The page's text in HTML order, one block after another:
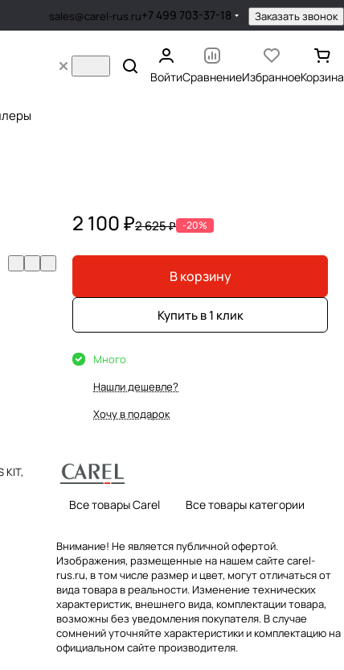
sales@carel-rus.ru+7 499 703-37-18 Заказать звонок
ВойтиСравнениеИзбранноеКорзина
KIT,
2 100 ₽2 625 ₽ -20%
В корзину
Купить в 1 клик
Много
Нашли дешевле?
Хочу в подарок
Все товары Carel Все товары категории
Внимание! Не является публичной офертой.
Изображения, размещенные на нашем сайте carel-
rus.ru, в том числе размер и цвет, могут отличаться от
вида товара в реальности. Изменение технических
характеристик, внешнего вида, комплектации товара,
возможны без уведомления покупателя. В случае
сомнений уточняйте характеристики и комплектацию на
официальном сайте производителя.